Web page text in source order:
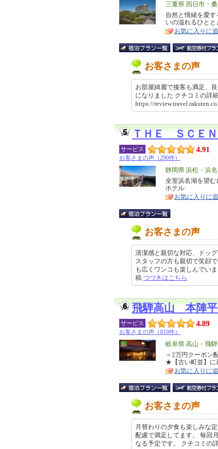
エ
リ
ア
三重県 四日市・
特
徴
自然と情緒を愛
いの溢れるひと
お気に入りに
お客さまの声
お部屋綺麗で接客も満足、
になりました クチコミの
https://
ＴＨＥ ＳＣＥ
サービス 4.91
お客さまの声（290件）
エ
リ
ア
静岡県 浜松・浜
特
徴
全室浜名湖を望
ホテル
お気に入りに
お客さまの声
清潔感と親切な対応、ドッ
スタッフの方も親切で笑顔
も広くワンコも楽しんでい
稿 つづきはこちら
飛騨高山 本陣
サービス 4.89
お客さまの声（819件）
エ
リ
ア
岐阜県 高山・飛騨
特
徴
＜2万円クーポン
★【古い町並】に
お気に入りに
お客さまの声
月替わりの夕食も楽しみな
配慮で満足してます。 毎回
なる予定です。 クチコミ